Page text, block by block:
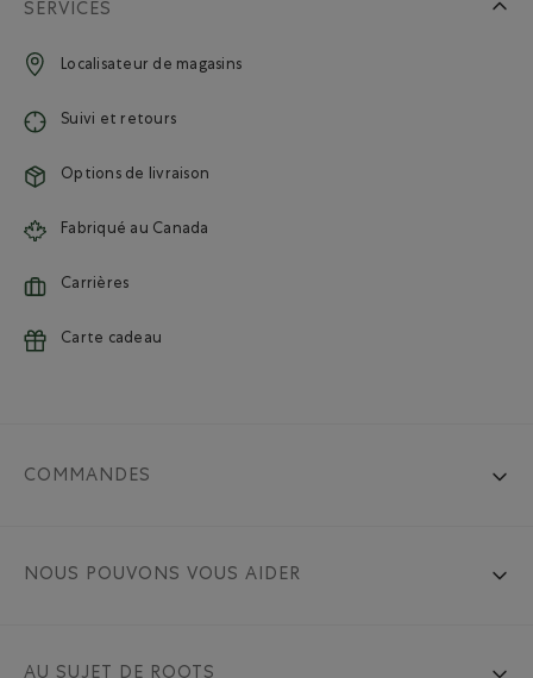
SERVICES
Localisateur de magasins
Suivi et retours
Options de livraison
Fabriqué au Canada
Carrières
Carte cadeau
COMMANDES
NOUS POUVONS VOUS AIDER
AU SUJET DE ROOTS